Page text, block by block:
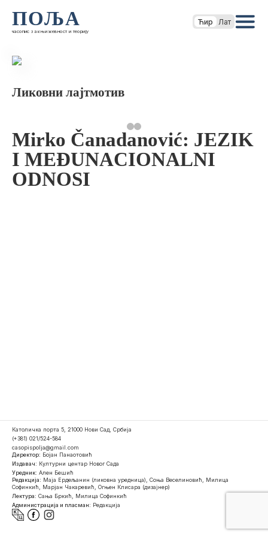
ПОЉА
часопис за књижевност и теорију
Ћир Лат
Ликовни лајтмотив
Mirko Čanadanović: JEZIK
I MEĐUNACIONALNI
ODNOSI
Католичка порта 5, 21000 Нови Сад, Србија
(+381) 021/524-584
casopispolja@gmail.com
Директор: Бојан Панаотовић
Издавач: Културни центар Новог Сада
Уредник: Ален Бешић
Редакција: Маја Ердељанин (ликовна уредница), Соња Веселиновић, Милица
Софинкић, Марјан Чакаревић, Огњен Клисара (дизајнер)
Лектура: Сања Бркић, Милица Софинкић
Администрација и пласман: Редакција